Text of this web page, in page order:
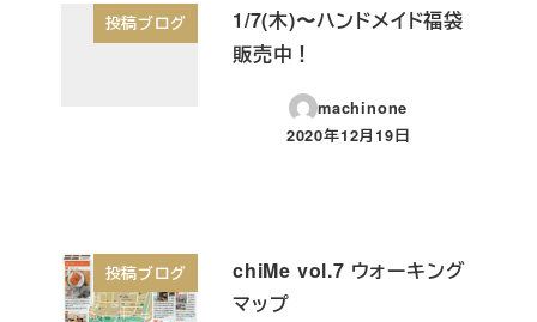
投稿ブログ
1/7(木)〜ハンドメイド福袋
販売中！
machinone
投稿日
2020年12月19日
投稿ブログ
chiMe vol.7 ウォーキング
マップ